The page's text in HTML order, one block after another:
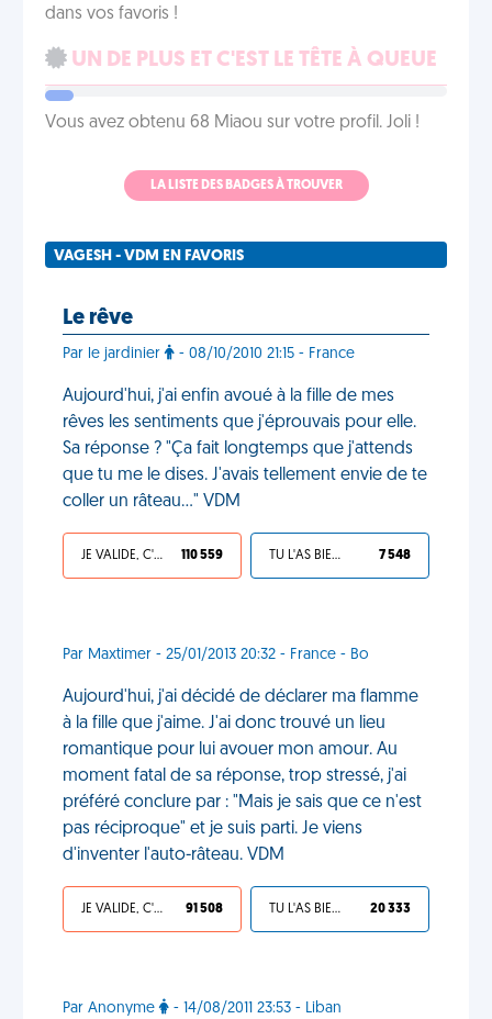
dans vos favoris !
UN DE PLUS ET C'EST LE TÊTE À QUEUE
Vous avez obtenu 68 Miaou sur votre profil. Joli !
LA LISTE DES BADGES À TROUVER
VAGESH - VDM EN FAVORIS
Le rêve
Par le jardinier - 08/10/2010 21:15 - France
Aujourd'hui, j'ai enfin avoué à la fille de mes
rêves les sentiments que j'éprouvais pour elle.
Sa réponse ? "Ça fait longtemps que j'attends
que tu me le dises. J'avais tellement envie de te
coller un râteau..." VDM
JE VALIDE, C'EST UNE VDM 110 559 TU L'AS BIEN MÉRITÉ 7 548
Par Maxtimer - 25/01/2013 20:32 - France - Bo
Aujourd'hui, j'ai décidé de déclarer ma flamme
à la fille que j'aime. J'ai donc trouvé un lieu
romantique pour lui avouer mon amour. Au
moment fatal de sa réponse, trop stressé, j'ai
préféré conclure par : "Mais je sais que ce n'est
pas réciproque" et je suis parti. Je viens
d'inventer l'auto-râteau. VDM
JE VALIDE, C'EST UNE VDM 91 508 TU L'AS BIEN MÉRITÉ 20 333
Par Anonyme - 14/08/2011 23:53 - Liban